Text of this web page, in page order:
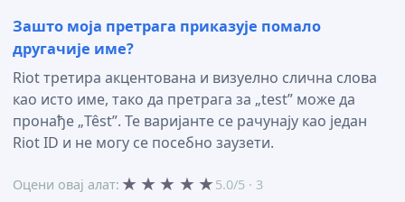
Зашто моја претрага приказује помало
другачије име?
Riot третира акцентована и визуелно слична слова
као исто име, тако да претрага за „test” може да
пронађе „Têst”. Те варијанте се рачунају као један
Riot ID и не могу се посебно заузети.
Оцени овај алат: ★ ★ ★ ★ ★ 5.0/5 · 3